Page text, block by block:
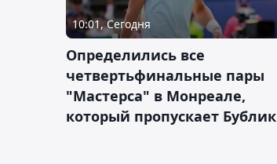
10:01, Сегодня
Определились все
четвертьфинальные пары
"Мастерса" в Монреале,
который пропускает Бублик